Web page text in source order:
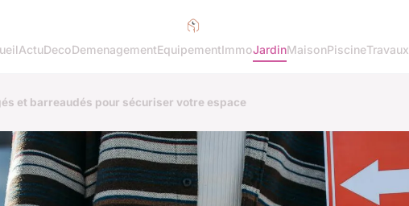
ActuDecoDemenagementEquipementImmoJardinMaisonPiscineTravaux
et barreaudés pour sécuriser votre espace